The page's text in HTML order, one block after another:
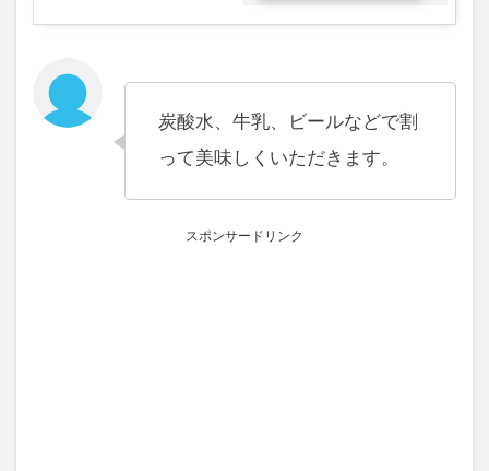
炭酸水、牛乳、ビールなどで割
って美味しくいただきます。
スポンサードリンク